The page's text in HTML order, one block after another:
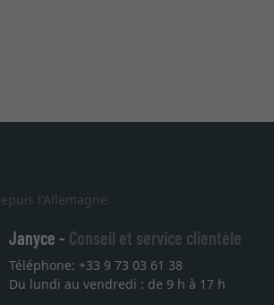
l'Allemagne.
Janyce - Conseil et service clientèle
Téléphone: +33 9 73 03 61 38
Du lundi au vendredi : de 9 h à 17 h